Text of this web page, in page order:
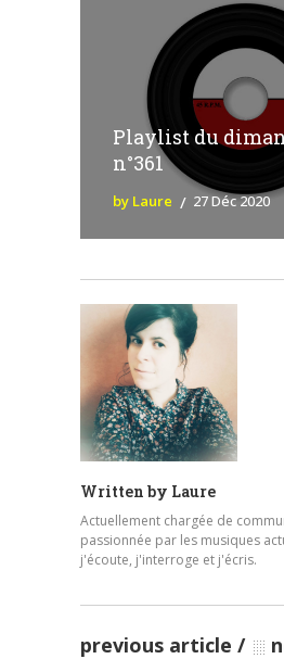
Playlist du
n°361
by Laure 27 Déc 2020
Written by Laure
Actuellement chargée de
passionnée par les musiques
j'écoute, j'interroge et j'écris.
previous article